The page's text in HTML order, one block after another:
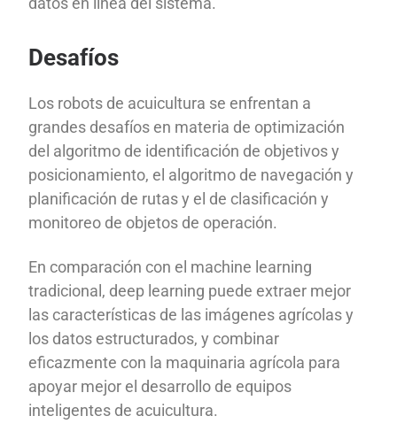
Desafíos
Los robots de acuicultura se enfrentan a
grandes desafíos en materia de optimización
del algoritmo de identificación de objetivos y
posicionamiento, el algoritmo de navegación y
planificación de rutas y el de clasificación y
monitoreo de objetos de operación.
En comparación con el machine learning
tradicional, deep learning puede extraer mejor
las características de las imágenes agrícolas y
los datos estructurados, y combinar
eficazmente con la maquinaria agrícola para
apoyar mejor el desarrollo de equipos
inteligentes de acuicultura.